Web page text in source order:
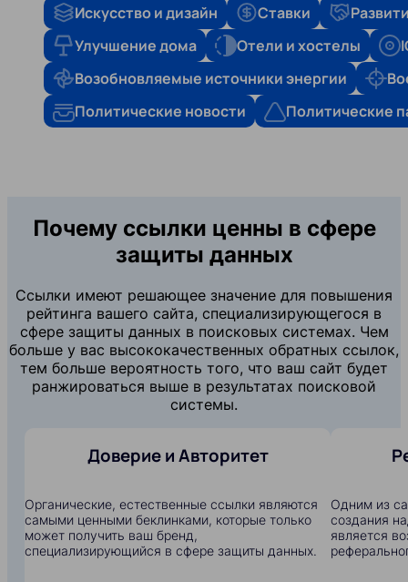
Искусство и дизайн Ставки
Улучшение дома
Отели и хостелы
Возобновляемые источники энергии
Политические новости
Политические
Почему ссылки ценны в сфере
защиты данных
Ссылки имеют решающее значение для повышения
рейтинга вашего сайта, специализирующегося в
сфере защиты данных в поисковых системах. Чем
больше у вас высококачественных обратных ссылок,
тем больше вероятность того, что ваш сайт будет
ранжироваться выше в результатах поисковой
системы.
Доверие и Авторитет
Органические, естественные ссылки являются
самыми ценными беклинками, которые только
может получить ваш бренд,
специализирующийся в сфере защиты данных.
Одним из
создания
является